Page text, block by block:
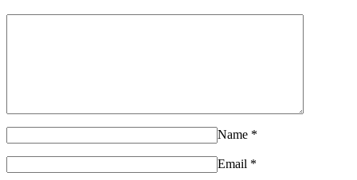
Name *
Email *